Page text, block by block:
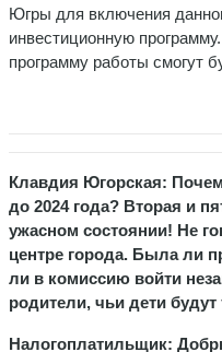
Югры для включения
инвестиционную
программу работы смогут
Клавдия Югорская:
до 2024 года? Вторая и
ужасном состоянии! Не
центре города. Была ли
ли в комиссию войти
родители, чьи дети будут
Налогоплатильщик: